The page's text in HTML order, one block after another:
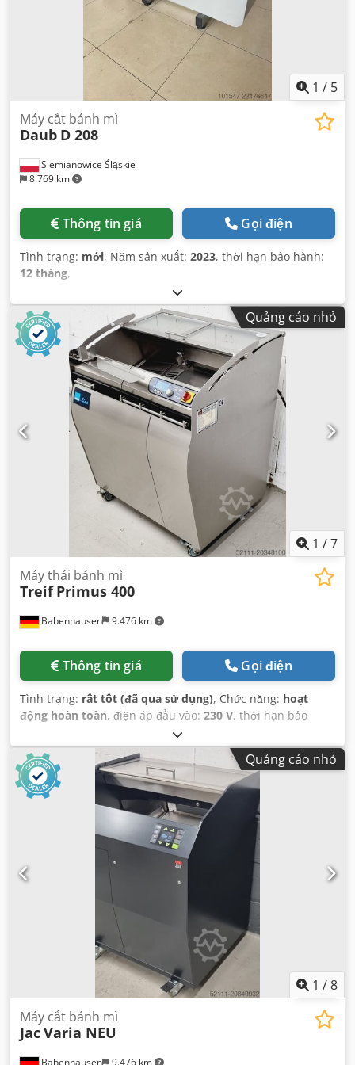
1 / 5
Siemianowice Śląskie
8.769 km
Máy cắt bánh mì
Daub D 208
Thông tin giá Gọi điện
Tình trạng: mới, Năm sản xuất: 2023, thời hạn bảo hành:
12 tháng,
Quảng cáo nhỏ
1 /7
Babenhausen 9.476 km
Máy thái bánh mì
Treif Primus 400
Thông tin giá Gọi điện
Tình trạng: rất tốt (đã qua sử dụng), Chức năng: hoạt
động hoàn toàn, điện áp đầu vào: 230 V, thời hạn bảo
, Được chứng nhận bởi DGUV đến:
loại dòng điện đầu vào:Điều hòa không khí, tổng chiều
dài:700 mm , tổng chiều rộng:800 mm, tổng chiều cao:
1.050 mm
, điện áp điều khiển:24 V , tần số đầu vào:
yêu cầu về chiều cao:1.050 mm, yêu cầu không gian chiều
, chiều rộng yêu cầu:800 mm
Quảng cáo nhỏ
1 /8
Máy cắt bánh mì
JacVaria NEU